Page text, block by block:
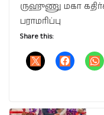
ருஹுணு மகா
பராமரிப்பு
Share this: